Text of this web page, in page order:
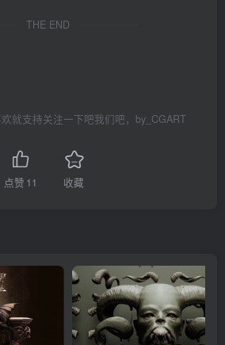
THE END
就支持关注一下吧我们吧，by_CGART
点赞 11 收藏